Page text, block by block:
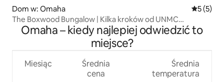
Dom w: Omaha Średnia
5 (5)
The Boxwood Bungalow | Kilka kroków od UNMC
i Blackstone
Omaha – kiedy najlepiej odwiedzić to
miejsce?
Miesiąc
Średnia
cena
Średnia
temperatura